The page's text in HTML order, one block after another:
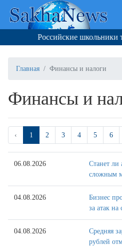
Российские школьники
Главная Финансы и налоги
Финансы и
‹ 1 2 3 4 5 6
06.08.2026
Станет ли
сложным
04.08.2026
Бизнес
за атак
04.08.2026
Средняя
рублей